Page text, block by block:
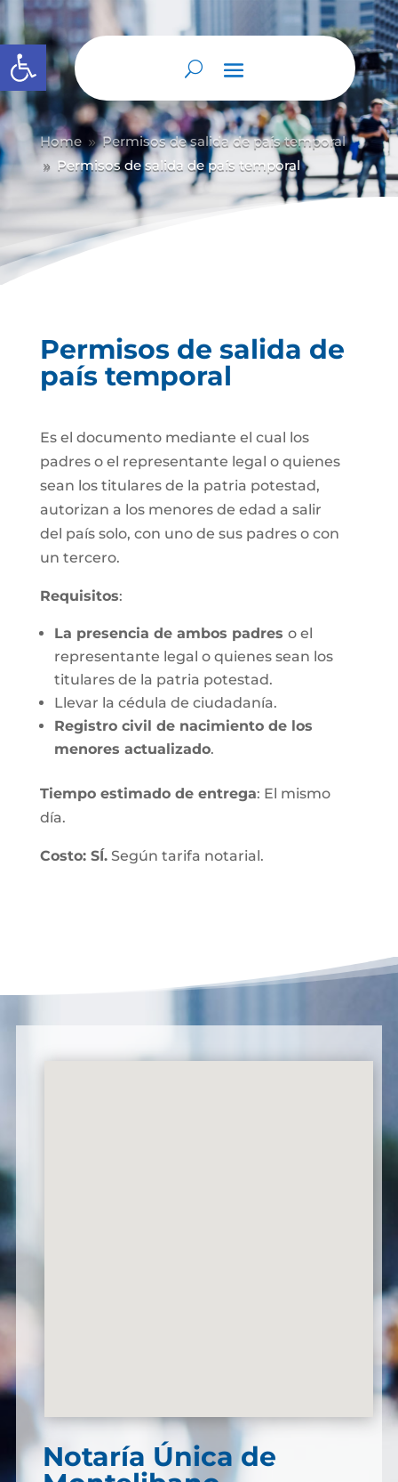
Abrir barra de herramientas
Home 9 Permisos de salida de país temporal
9 Permisos de salida de país temporal
Permisos de salida de
país temporal
Es el documento mediante el cual los
padres o el representante legal o quienes
sean los titulares de la patria potestad,
autorizan a los menores de edad a salir
del país solo, con uno de sus padres o con
un tercero.
Requisitos:
La presencia de ambos padres o el
representante legal o quienes sean los
titulares de la patria potestad.
Llevar la cédula de ciudadanía.
Registro civil de nacimiento de los
menores actualizado.
Tiempo estimado de entrega: El mismo
día.
Costo: SÍ.Según tarifa notarial.
Notaría Única de